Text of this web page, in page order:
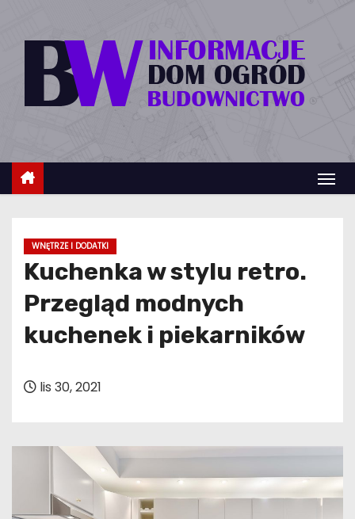
o
WNĘTRZE I DODATKI
Kuchenka w stylu retro.
Przegląd modnych
kuchenek i piekarników
lis 30, 2021